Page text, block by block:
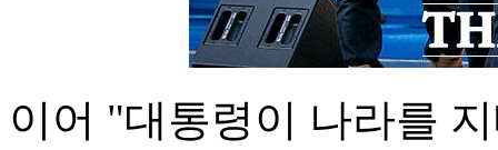
이어 "대통령이 나라를